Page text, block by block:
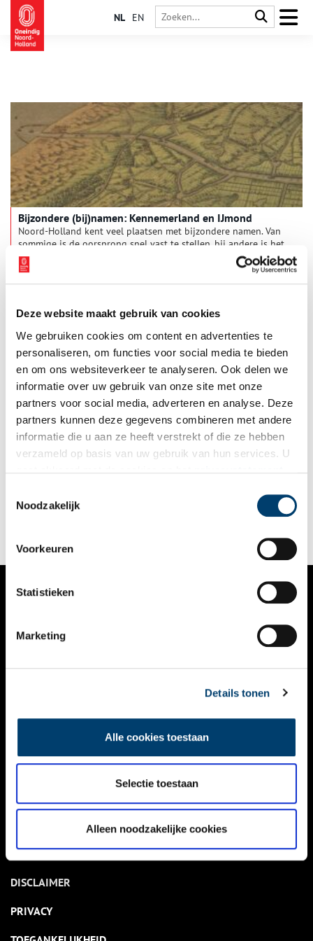
Deze website maakt gebruik van cookies
We gebruiken cookies om content en advertenties te
personaliseren, om functies voor social media te bieden
en om ons websiteverkeer te analyseren. Ook delen we
informatie over uw gebruik van onze site met onze
partners voor social media, adverteren en analyse. Deze
partners kunnen deze gegevens combineren met andere
informatie die u aan ze heeft verstrekt of die ze hebben
verzameld op basis van uw gebruik van hun services. U
Noodzakelijk
Voorkeuren
Statistieken
Marketing
Details tonen
Alle cookies toestaan
Selectie toestaan
Alleen noodzakelijke cookies
NL EN
Bijzondere (bij)namen: Kennemerland en IJmond
Noord-Holland kent veel plaatsen met bijzondere namen. Van
sommige is de oorsprong snel vast te stellen, bij andere is het
nodig om wat dieper te graven in het verleden. In deze serie
verhalen onderzoeken we elke maand een andere regio van
onze provincie, om achter de herkomst van de lokale
maand: Kennemerland en IJmond.
Een duik in de ge­schie­de­nis van de bad­mo­de
Op warme zomerdagen trekken Nederlanders massaal naar het
strand. Noord-Holland heeft een breed aanbod aan mooie
Daarnaast zijn Egmond aan Zee, Callantsoog, Bergen aan Zee,
Julianadorp aan zee, Wijk aan Zee, Castricum aan Zee en het
NIEUWS
KALENDER
ACTIVITEITEN
NIEUWSBRIEF
DISCLAIMER
PRIVACY